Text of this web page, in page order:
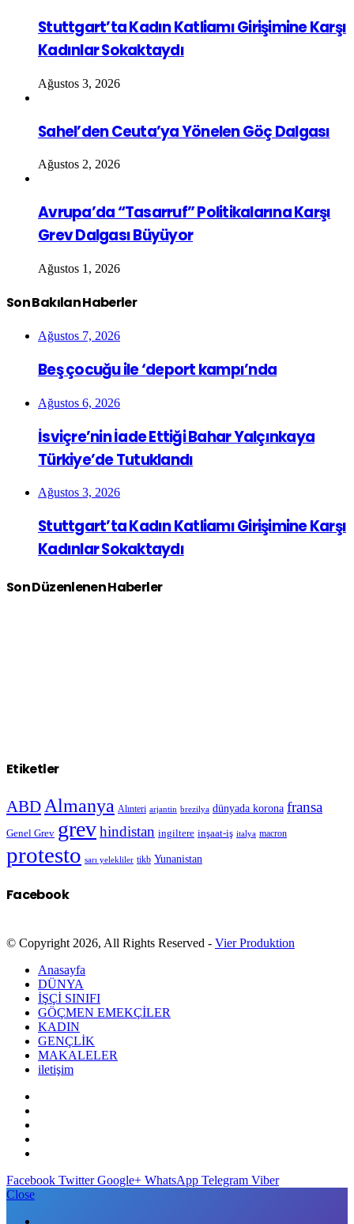
Stuttgart’ta Kadın Katliamı Girişimine Karşı
Kadınlar Sokaktaydı
Ağustos 3, 2026
Sahel’den Ceuta’ya Yönelen Göç Dalgası
Ağustos 2, 2026
Avrupa’da “Tasarruf” Politikalarına Karşı
Grev Dalgası Büyüyor
Ağustos 1, 2026
Son Bakılan Haberler
Ağustos 7, 2026
Beş çocuğu ile ‘deport kampı’nda
Ağustos 6, 2026
İsviçre’nin İade Ettiği Bahar Yalçınkaya
Türkiye’de Tutuklandı
Ağustos 3, 2026
Stuttgart’ta Kadın Katliamı Girişimine Karşı
Kadınlar Sokaktaydı
Son Düzenlenen Haberler
Etiketler
ABD Almanya Alınteri arjantin brezilya dünyada korona fransa
Genel Grev grevhindistan ingiltere inşaat-iş italya macron
protesto sarı yelekliler tikb Yunanistan
Facebook
© Copyright 2026, All Rights Reserved - Vier Produktion
Anasayfa
DÜNYA
İŞÇİ SINIFI
GÖÇMEN EMEKÇİLER
KADIN
GENÇLİK
MAKALELER
iletişim
Facebook Twitter Google+ WhatsApp Telegram Viber
Close